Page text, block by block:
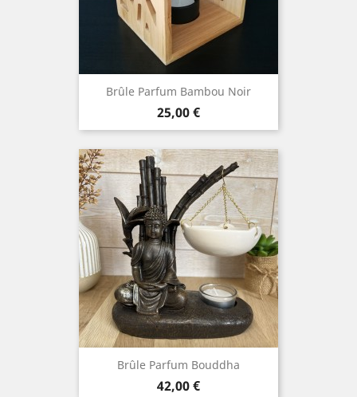
Brûle Parfum Bambou Noir
Prix
25,00 €
Brûle Parfum Bouddha
Prix
42,00 €